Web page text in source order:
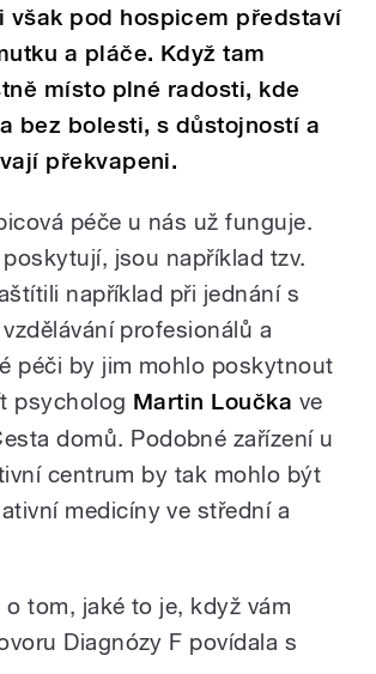
však pod hospicem představí
a pláče. Když tam
místo plné radosti, kde
bez bolesti, s důstojností a
překvapeni.
péče u nás už funguje.
jsou například tzv.
například při jednání s
profesionálů a
péči by jim mohlo poskytnout
psycholog Martin Loučka ve
domů. Podobné zařízení u
centrum by tak mohlo být
medicíny ve střední a
tom, jaké to je, když vám
Diagnózy F povídala s